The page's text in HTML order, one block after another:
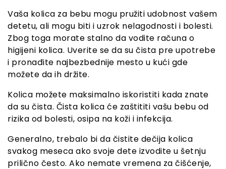
Vaša kolica za bebu mogu pružiti udobnost vašem
detetu, ali mogu biti i uzrok nelagodnosti i bolesti.
Zbog toga morate stalno da vodite računa o
higijeni kolica. Uverite se da su čista pre upotrebe
i pronađite najbezbednije mesto u kući gde
možete da ih držite.
Kolica možete maksimalno iskoristiti kada znate
da su čista. Čista kolica će zaštititi vašu bebu od
rizika od bolesti, osipa na koži i infekcija.
Generalno, trebalo bi da čistite dečija kolica
svakog meseca ako svoje dete izvodite u šetnju
prilično često. Ako nemate vremena za čišćenje,